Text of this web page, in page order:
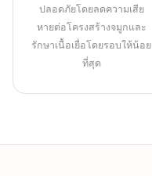
ปลอดภัยโดยลดความเสีย
หายต่อโครงสร้างจมูกและ
รักษาเนื้อเยื่อโดยรอบให้น้อย
ที่สุด